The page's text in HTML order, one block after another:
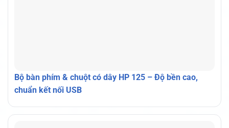
Bộ bàn phím & chuột có dây HP 125 – Độ bền cao,
chuẩn kết nối USB